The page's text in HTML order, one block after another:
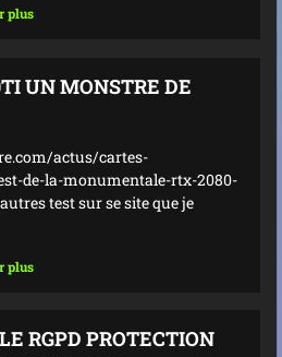
plus
UN MONSTRE DE
actus/cartes-
de-la-monumentale-rtx-2080-
test sur se site que je
plus
RGPD PROTECTION